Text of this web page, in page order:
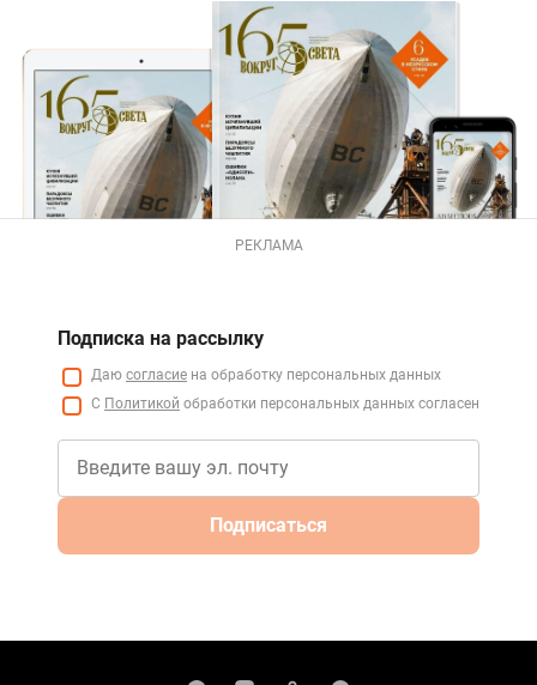
РЕКЛАМА
Подписка на рассылку
Даю согласие на обработку персональных данных
С Политикой обработки персональных данных согласен
Подписаться